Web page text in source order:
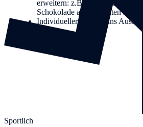
erweitern: z.B. eine
Schokolade abgestimmten
Individueller Versand ins
Sportlich